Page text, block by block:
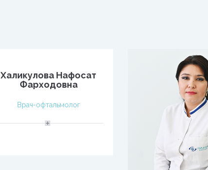
Халикулова Нафосат
Фарходовна
Врач-офтальмолог